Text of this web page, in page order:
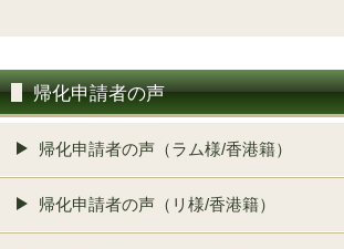
帰化申請者の声
帰化申請者の声（ラム様/香港籍）
帰化申請者の声（リ様/香港籍）